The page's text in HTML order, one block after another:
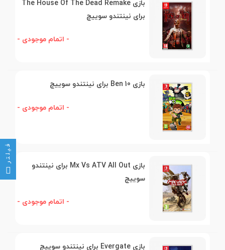
بازی The House Of The Dead Remake
برای نینتندو سوییچ
- اتمام موجودی -
بازی Ben 10 برای نینتندو سوییچ
- اتمام موجودی -
بازی Mx Vs ATV All Out برای نینتندو
سوییچ
- اتمام موجودی -
بازی Evergate برای نینتندو سوییچ
فیلتر